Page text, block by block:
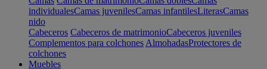
individualesCamas juvenilesCamas infantilesLiterasCamas
nido
Cabeceros Cabeceros de matrimonioCabeceros juveniles
Complementos para colchones AlmohadasProtectores de
colchones
Muebles